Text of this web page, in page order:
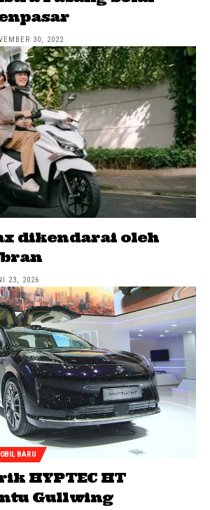
30, 2022
dikendarai oleh
23, 2026
BARU
HYPTEC HT
Gullwing